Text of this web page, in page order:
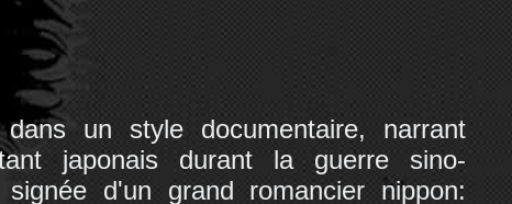
un style documentaire, narrant
japonais durant la guerre sino-
d'un grand romancier nippon: